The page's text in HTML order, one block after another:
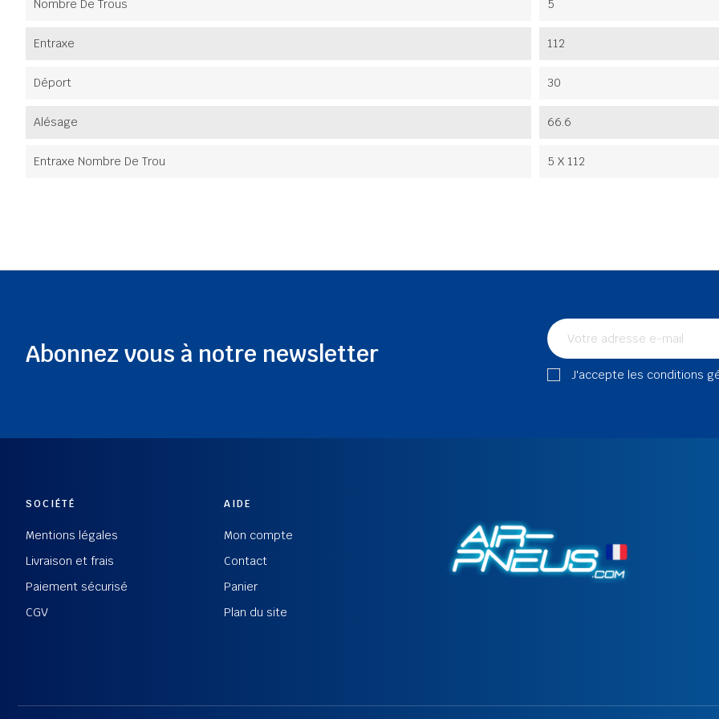
Nombre De Trous 5
Entraxe 112
Déport 30
Alésage 66.6
Entraxe Nombre De Trou 5 X 112
Abonnez vous à notre newsletter
J'accepte les conditions
SOCIÉTÉ
Mentions légales
Livraison et frais
Paiement sécurisé
CGV
AIDE
Mon compte
Contact
Panier
Plan du site